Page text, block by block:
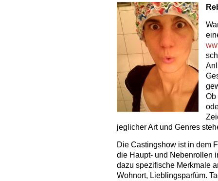
Ob
jeglicher Art und Genres
Die Castingshow ist in dem
die Haupt- und Nebenrollen
dazu spezifische Merkmale
Wohnort, Lieblingsparfüm.